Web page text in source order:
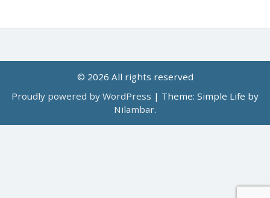
© 2026 All rights reserved
Proudly powered by WordPress | Theme: Simple Life by
Nilambar.